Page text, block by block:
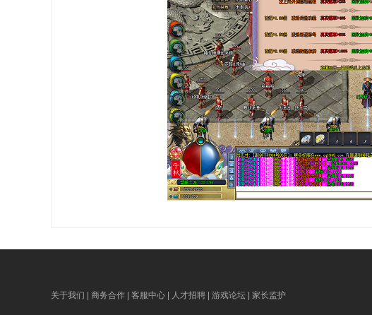
关于我们 | 商务合作 | 客服中心 | 人才招聘 | 游戏论坛 | 家长监护